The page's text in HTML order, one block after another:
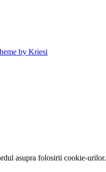
by Kriesi
asupra folosirii cookie-urilor.